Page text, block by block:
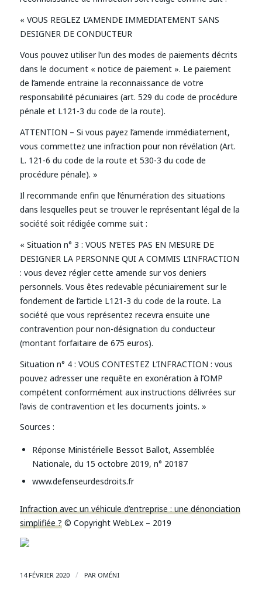
« VOUS REGLEZ L’AMENDE IMMEDIATEMENT SANS
DESIGNER DE CONDUCTEUR
Vous pouvez utiliser l’un des modes de paiements décrits
dans le document « notice de paiement ». Le paiement
de l’amende entraine la reconnaissance de votre
responsabilité pécuniaires (art. 529 du code de procédure
pénale et L121-3 du code de la route).
ATTENTION – Si vous payez l’amende immédiatement,
vous commettez une infraction pour non révélation (Art.
L. 121-6 du code de la route et 530-3 du code de
procédure pénale). »
Il recommande enfin que l’énumération des situations
dans lesquelles peut se trouver le représentant légal de la
société soit rédigée comme suit :
« Situation n° 3 : VOUS N’ETES PAS EN MESURE DE
DESIGNER LA PERSONNE QUI A COMMIS L’INFRACTION
: vous devez régler cette amende sur vos deniers
personnels. Vous êtes redevable pécuniairement sur le
fondement de l’article L121-3 du code de la route. La
société que vous représentez recevra ensuite une
contravention pour non-désignation du conducteur
(montant forfaitaire de 675 euros).
Situation n° 4 : VOUS CONTESTEZ L’INFRACTION : vous
pouvez adresser une requête en exonération à l’OMP
compétent conformément aux instructions délivrées sur
l’avis de contravention et les documents joints. »
Sources :
Réponse Ministérielle Bessot Ballot, Assemblée
Nationale, du 15 octobre 2019, n° 20187
www.defenseurdesdroits.fr
Infraction avec un véhicule d’entreprise : une dénonciation
simplifiée ?© Copyright WebLex – 2019
14 FÉVRIER 2020 / PAR OMÉNI